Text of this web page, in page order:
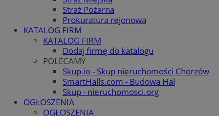
Straż Pożarna
Prokuratura rejonowa
KATALOG FIRM
KATALOG FIRM
Dodaj firmę do katalogu
POLECAMY
Skup.io - Skup nieruchomości Chorzów
SmartHalls.com - Budowa Hal
Skup - nieruchomosci.org
OGŁOSZENIA
OGŁOSZENIA